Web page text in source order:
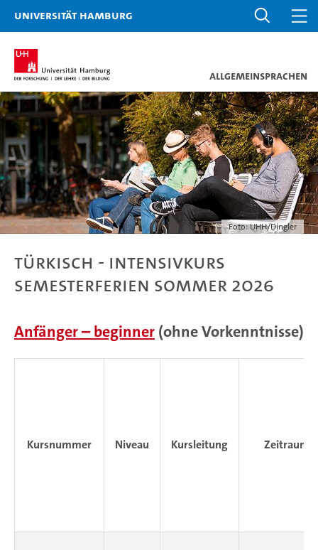
Universität Hamburg
Allgemeinsprachen
Foto: UHH/Dingler
Türkisch - Intensivkurs
Semesterferien Sommer 2026
Anfänger – beginner (ohne Vorkenntnisse)
Kursnummer Niveau Kursleitung Zeitraum